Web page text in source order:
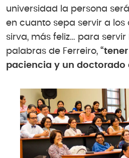
universidad la persona
en cuanto sepa servir a
sirva, más feliz… para
palabras de Ferreiro,
paciencia y un doctorado